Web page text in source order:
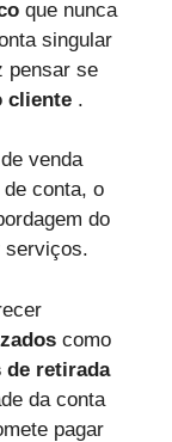
que nunca
singular
pensar se
cliente .
venda
conta, o
do
serviços.
como
de retirada
da conta
pagar